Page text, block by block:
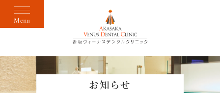
Menu
お知らせ